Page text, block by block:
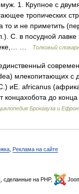
1. Крупное с
тропических
то и не приметить
С. в посудной
…
Толковый
млекопитающих с
иЕ. africanus
концахобота до
Брокгауза и
Реклама на сайте
, сделанные на PHP,